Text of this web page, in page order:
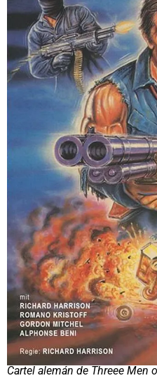
Cartel alemán de Threee Men